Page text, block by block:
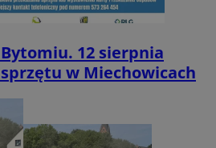
12 sierpnia
w Miechowicach